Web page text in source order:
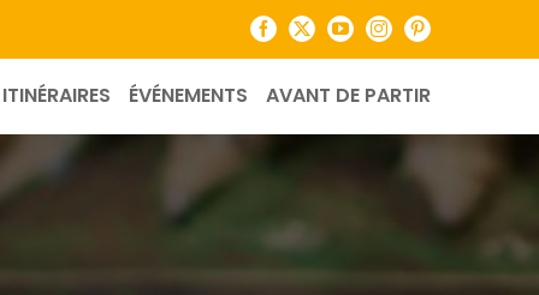
Facebook
X YouTubeInstagramPinterest
ÉVÉNEMENTS AVANT DE PARTIR